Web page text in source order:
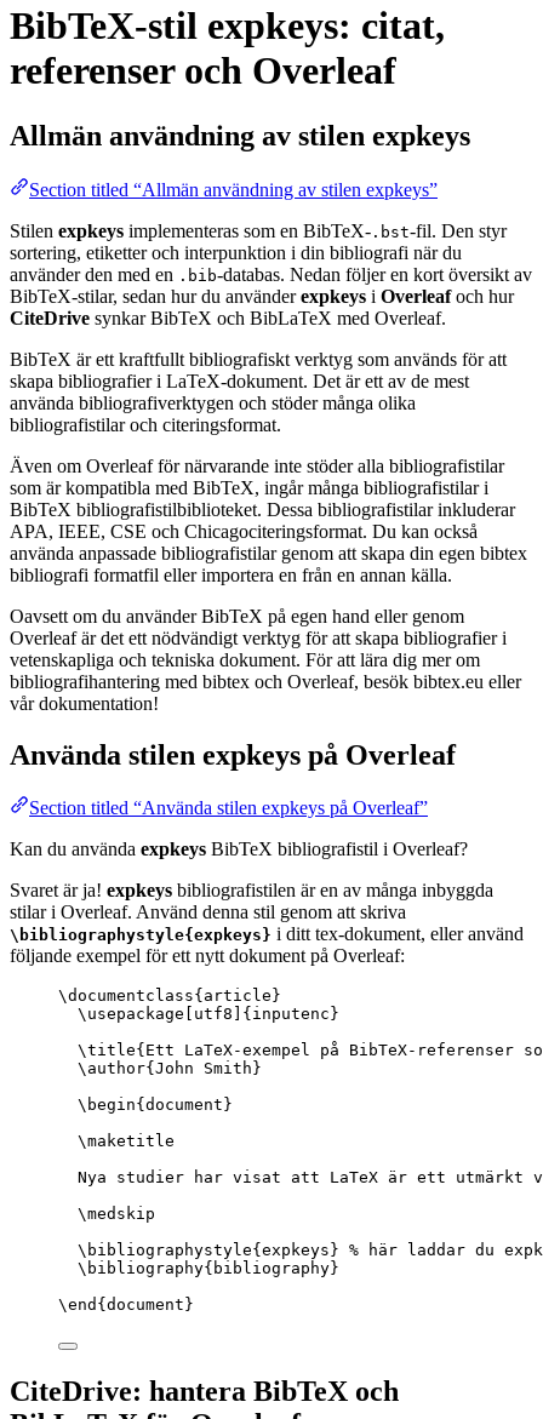
BibTeX-stil expkeys: citat,
referenser och Overleaf
Allmän användning av stilen expkeys
Section titled “Allmän användning av stilen expkeys”
Stilen expkeys implementeras som en BibTeX- .bst-fil. Den styr
sortering, etiketter och interpunktion i din bibliografi när du
använder den med en .bib-databas. Nedan följer en kort översikt av
BibTeX-stilar, sedan hur du använderexpkeys i Overleafoch hur
CiteDrive synkar BibTeX och BibLaTeX med Overleaf.
BibTeX är ett kraftfullt bibliografiskt verktyg som används för att
skapa bibliografier i LaTeX-dokument. Det är ett av de mest
använda bibliografiverktygen och stöder många olika
bibliografistilar och citeringsformat.
Även om Overleaf för närvarande inte stöder alla bibliografistilar
som är kompatibla med BibTeX, ingår många bibliografistilar i
BibTeX bibliografistilbiblioteket. Dessa bibliografistilar inkluderar
APA, IEEE, CSE och Chicagociteringsformat. Du kan också
använda anpassade bibliografistilar genom att skapa din egen bibtex
bibliografi formatfil eller importera en från en annan källa.
Oavsett om du använder BibTeX på egen hand eller genom
Overleaf är det ett nödvändigt verktyg för att skapa bibliografier i
vetenskapliga och tekniska dokument. För att lära dig mer om
bibliografihantering med bibtex och Overleaf, besök bibtex.eu eller
vår dokumentation!
Använda stilen expkeys på Overleaf
Section titled “Använda stilen expkeys på Overleaf”
Kan du använda expkeys BibTeX bibliografistil i Overleaf?
Svaret är ja! expkeys bibliografistilen är en av många inbyggda
stilar i Overleaf. Använd denna stil genom att skriva
\bibliographystyle{expkeys} i ditt tex-dokument, eller använd
följande exempel för ett nytt dokument på Overleaf:
\documentclass{ article }
\usepackage
utf8 ]{ inputenc }
\title{Ett LaTeX-exempel på BibTeX-
\author{John Smith}
\begin{ document }
\maketitle
Nya studier har visat att LaTeX är ett utmärkt
\medskip
\bibliographystyle{expkeys} % här laddar du
\bibliography{bibliography}
\end { document }
CiteDrive: hantera BibTeX och